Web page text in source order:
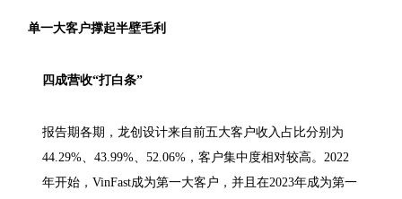
单一大客户撑起半壁毛利
四成营收“打白条”
报告期各期，龙创设计来自前五大客户收入占比分别为
44.29%、43.99%、52.06%，客户集中度相对较高。2022
年开始，VinFast成为第一大客户，并且在2023年成为第一